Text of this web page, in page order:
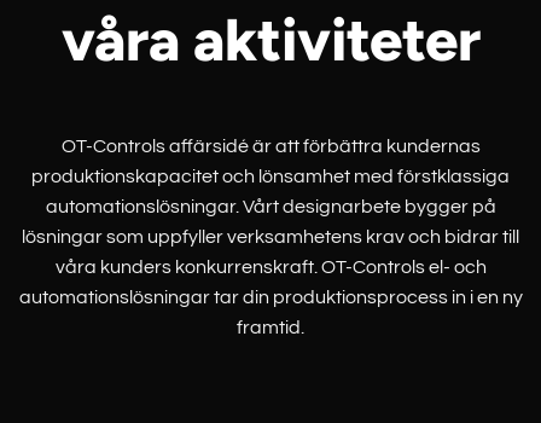
våra aktiviteter
OT-Controls affärsidé är att förbättra kundernas
produktionskapacitet och lönsamhet med förstklassiga
automationslösningar. Vårt designarbete bygger på
lösningar som uppfyller verksamhetens krav och bidrar till
våra kunders konkurrenskraft. OT-Controls el- och
automationslösningar tar din produktionsprocess in i en ny
framtid.